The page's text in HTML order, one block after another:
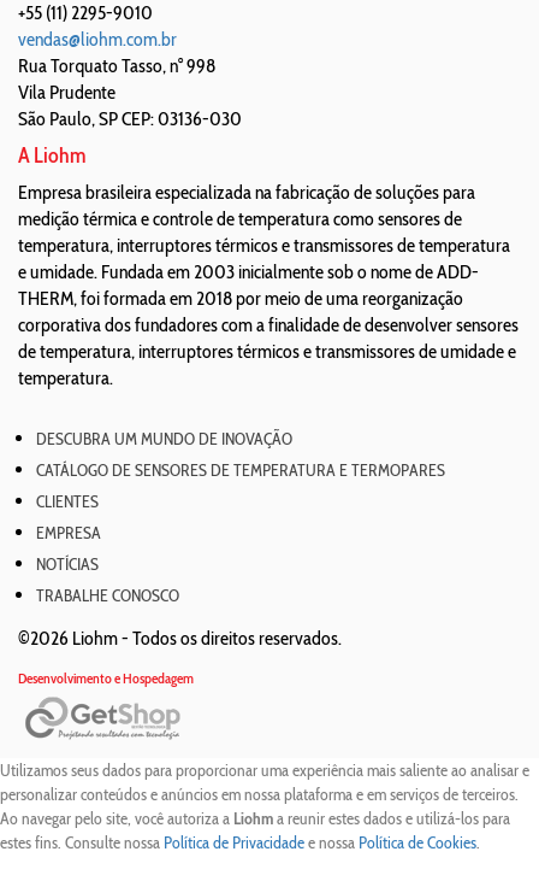
+55 (11) 2295-9010
vendas@liohm.com.br
Rua Torquato Tasso, n° 998
Vila Prudente
São Paulo,SPCEP: 03136-030
A Liohm
Empresa brasileira especializada na fabricação de soluções para
medição térmica e controle de temperatura como sensores de
temperatura, interruptores térmicos e transmissores de temperatura
e umidade. Fundada em 2003 inicialmente sob o nome de ADD-
THERM, foi formada em 2018 por meio de uma reorganização
corporativa dos fundadores com a finalidade de desenvolver sensores
de temperatura, interruptores térmicos e transmissores de umidade e
temperatura.
DESCUBRA UM MUNDO DE INOVAÇÃO
CATÁLOGO DE SENSORES DE TEMPERATURA E TERMOPARES
CLIENTES
EMPRESA
NOTÍCIAS
TRABALHE CONOSCO
©2026 Liohm - Todos os direitos reservados.
Desenvolvimento e Hospedagem
Utilizamos seus dados para proporcionar uma experiência mais saliente ao analisar e
personalizar conteúdos e anúncios em nossa plataforma e em serviços de terceiros.
Ao navegar pelo site, você autoriza a Liohma reunir estes dados e utilizá-los para
estes fins. Consulte nossa Política de Privacidadee nossa Política de Cookies.